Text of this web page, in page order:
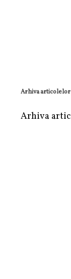
Arhiva articolelor
Arhiva